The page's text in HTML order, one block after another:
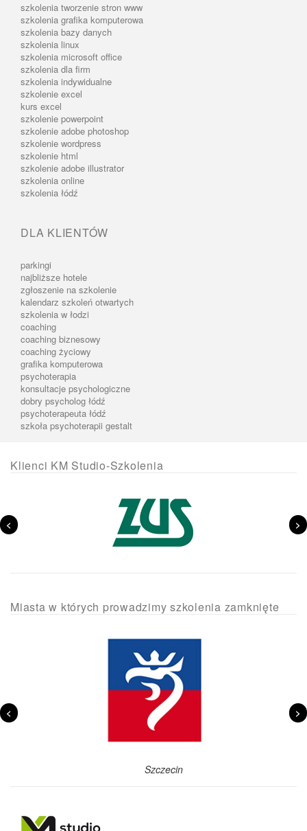
szkolenia tworzenie stron www
szkolenia grafika komputerowa
szkolenia bazy danych
szkolenia linux
szkolenia microsoft office
szkolenia dla firm
szkolenia indywidualne
szkolenie excel
kurs excel
szkolenie powerpoint
szkolenie adobe photoshop
szkolenie wordpress
szkolenie html
szkolenie adobe illustrator
szkolenia online
szkolenia łódź
DLA KLIENTÓW
parkingi
najbliższe hotele
zgłoszenie na szkolenie
kalendarz szkoleń otwartych
szkolenia w łodzi
coaching
coaching biznesowy
coaching życiowy
grafika komputerowa
psychoterapia
konsultacje psychologiczne
dobry psycholog łódź
psychoterapeuta łódź
szkoła psychoterapii gestalt
Klienci KM Studio-Szkolenia
< >
Miasta w których prowadzimy szkolenia zamknięte
Szczecin
< >